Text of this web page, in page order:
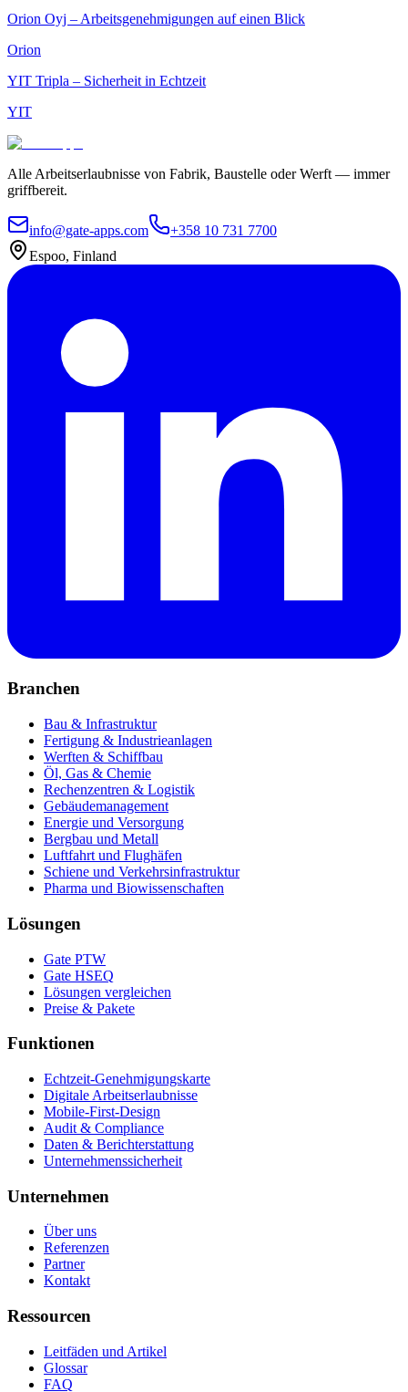
Orion Oyj – Arbeitsgenehmigungen auf einen Blick
Orion
YIT Tripla – Sicherheit in Echtzeit
YIT
Alle Arbeitserlaubnisse von Fabrik, Baustelle oder Werft — immer
griffbereit.
info@gate-apps.com
+358 10 731 7700
Espoo, Finland
Branchen
Bau & Infrastruktur
Fertigung & Industrieanlagen
Werften & Schiffbau
Öl, Gas & Chemie
Rechenzentren & Logistik
Gebäudemanagement
Energie und Versorgung
Bergbau und Metall
Luftfahrt und Flughäfen
Schiene und Verkehrsinfrastruktur
Pharma und Biowissenschaften
Lösungen
Gate PTW
Gate HSEQ
Lösungen vergleichen
Preise & Pakete
Funktionen
Echtzeit-Genehmigungskarte
Digitale Arbeitserlaubnisse
Mobile-First-Design
Audit & Compliance
Daten & Berichterstattung
Unternehmenssicherheit
Unternehmen
Über uns
Referenzen
Partner
Kontakt
Ressourcen
Leitfäden und Artikel
Glossar
FAQ